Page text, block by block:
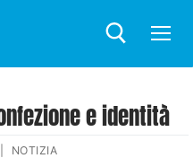
e identità
NOTIZIA